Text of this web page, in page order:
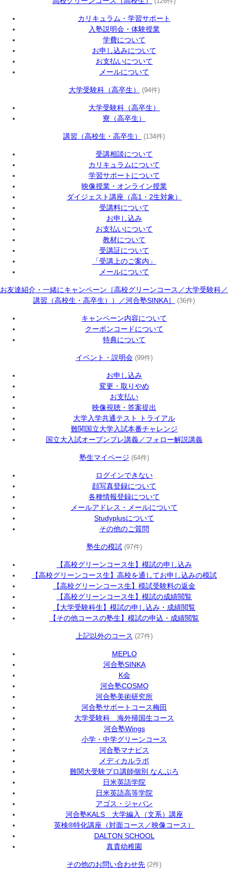
カリキュラム・学習サポート
入塾説明会・体験授業
学費について
お申し込みについて
お支払いについて
メールについて
大学受験科（高卒生） (94件)
大学受験科（高卒生）
寮（高卒生）
講習（高校生・高卒生） (134件)
受講相談について
カリキュラムについて
学習サポートについて
映像授業・オンライン授業
ダイジェスト講座（高1・2生対象）
受講料について
お申し込み
お支払いについて
教材について
受講証について
「受講上のご案内」
メールについて
お友達紹介・一緒にキャンペーン［高校グリーンコース／大学受験科／
講習（高校生・高卒生））／河合塾SINKA］
(36件)
キャンペーン内容について
クーポンコードについて
特典について
イベント・説明会 (99件)
お申し込み
変更・取りやめ
お支払い
映像視聴・答案提出
大学入学共通テスト トライアル
難関国立大学入試本番チャレンジ
国立大入試オープンプレ講義／フォロー解説講義
塾生マイページ (64件)
ログインできない
顔写真登録について
各種情報登録について
メールアドレス・メールについて
Studyplusについて
その他のご質問
塾生の模試 (97件)
【高校グリーンコース生】模試の申し込み
【高校グリーンコース生】高校を通してお申し込みの模試
【高校グリーンコース生】模試受験料の返金
【高校グリーンコース生】模試の成績閲覧
【大学受験科生】模試の申し込み・成績閲覧
【その他コースの塾生】模試の申込・成績閲覧
上記以外のコース (27件)
MEPLO
河合塾SINKA
K会
河合塾COSMO
河合塾美術研究所
河合塾サポートコース梅田
大学受験科 海外帰国生コース
河合塾Wings
小学・中学グリーンコース
河合塾マナビス
メディカルラボ
難関大受験プロ講師個別 なんぷろ
日米英語学院
日米英語高等学院
アゴス・ジャパン
河合塾KALS 大学編入（文系）講座
英検®特化講座（対面コース／映像コース）
DALTON SCHOOL
真貴幼稚園
その他のお問い合わせ先 (2件)